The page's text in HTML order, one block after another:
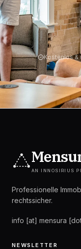
Kostenlos &
AN INNOSIRIUS
Professionelle
rechtssicher.
info [at] mensura
NEWSLETTER